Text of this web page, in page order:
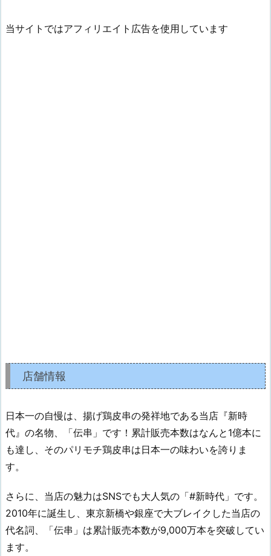
当サイトではアフィリエイト広告を使用しています
店舗情報
日本一の自慢は、揚げ鶏皮串の発祥地である当店『新時
代』の名物、「伝串」です！累計販売本数はなんと1億本に
も達し、そのパリモチ鶏皮串は日本一の味わいを誇りま
す。
さらに、当店の魅力はSNSでも大人気の「#新時代」です。
2010年に誕生し、東京新橋や銀座で大ブレイクした当店の
代名詞、「伝串」は累計販売本数が9,000万本を突破してい
ます。